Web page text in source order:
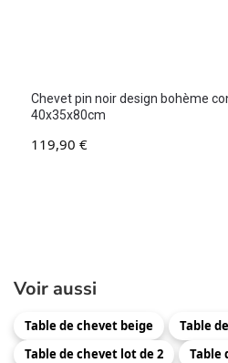
Chevet pin noir design bohème
40x35x80cm
119,90 €
Voir aussi
Table de chevet beige
Table
Table de chevet lot de 2
Table